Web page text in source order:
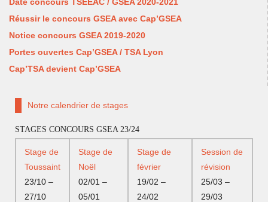
Réussir le concours GSEA avec Cap’GSEA
Notice concours GSEA 2019-2020
Portes ouvertes Cap’GSEA / TSA Lyon
Cap’TSA devient Cap’GSEA
Notre calendrier de stages
STAGES CONCOURS GSEA 23/24
Stage de
Toussaint
23/10 –
27/10
Stage de
Noël
02/01 –
05/01
Stage de
février
19/02 –
24/02
Session de
révision
25/03 –
29/03